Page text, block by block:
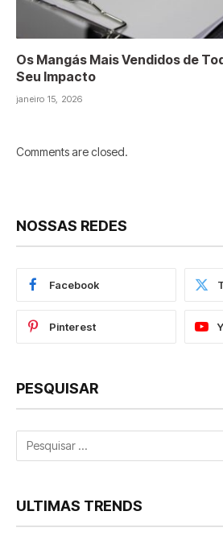
Os Mangás Mais Vendidos de
Seu Impacto
janeiro 15, 2026
Comments are closed.
NOSSAS REDES
Facebook
Pinterest
PESQUISAR
ULTIMAS TRENDS